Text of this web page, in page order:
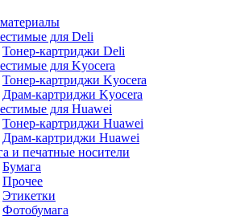
для Deli
Тонер-картриджи Deli
для Kyocera
Тонер-картриджи Kyocera
Драм-картриджи Kyocera
для Huawei
Тонер-картриджи Huawei
Драм-картриджи Huawei
и печатные носители
Бумага
Прочее
Этикетки
Фотобумага